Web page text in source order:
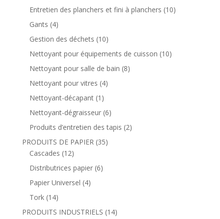
Entretien des planchers et fini à planchers (10)
Gants (4)
Gestion des déchets (10)
Nettoyant pour équipements de cuisson (10)
Nettoyant pour salle de bain (8)
Nettoyant pour vitres (4)
Nettoyant-décapant (1)
Nettoyant-dégraisseur (6)
Produits d’entretien des tapis (2)
PRODUITS DE PAPIER (35)
Cascades (12)
Distributrices papier (6)
Papier Universel (4)
Tork (14)
PRODUITS INDUSTRIELS (14)